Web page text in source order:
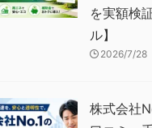
を実額検
ル】
2026/7/28
株式会社